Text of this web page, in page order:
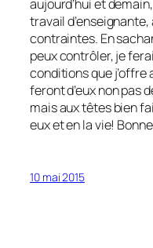
aujourd’hui et
travail
contraintes. En
peux contrôler, je
conditions que j’offre
feront d’eux non pas
mais aux têtes bien
eux et en la vie!
10 mai 2015